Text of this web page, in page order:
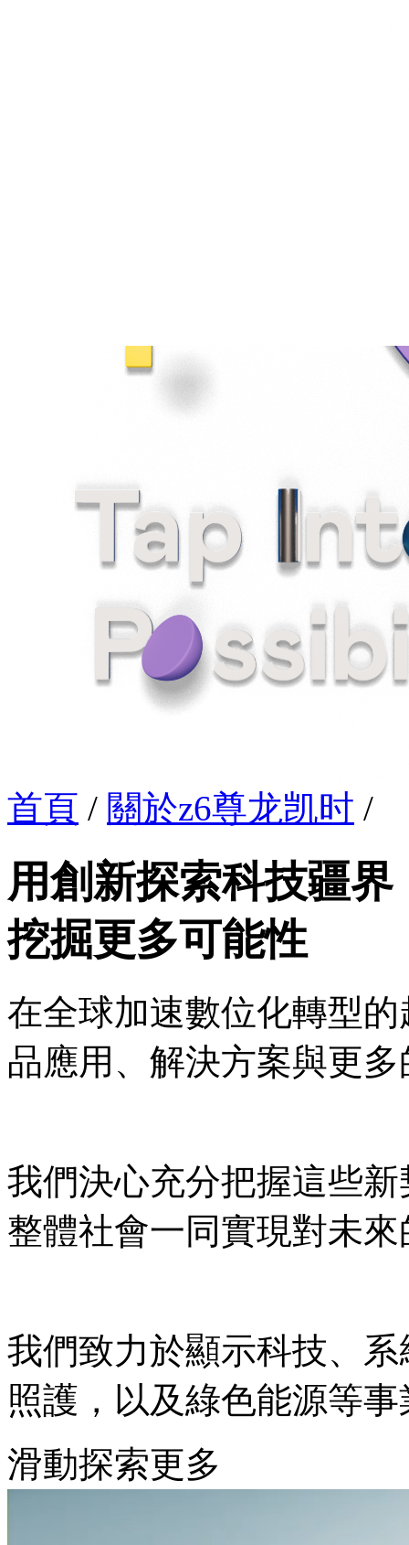
首頁 / 關於z6尊龙凯时 /
用創新探索科技疆界
挖掘更多可能性
在全球加速數位化轉型
品應用、解決方案與更
我們決心充分把握這些
整體社會一同實現對未
我們致力於顯示科技、
照護，以及綠色能源等
滑動探索更多